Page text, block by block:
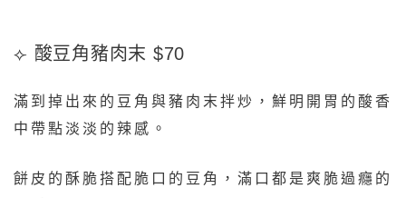
⟣ 酸豆角豬肉末 $70
滿到掉出來的豆角與豬肉末拌炒，鮮明開胃的酸香
中帶點淡淡的辣感。
餅皮的酥脆搭配脆口的豆角，滿口都是爽脆過癮的